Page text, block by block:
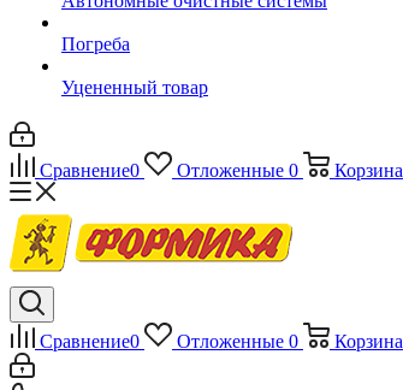
Погреба
Уцененный товар
Сравнение0 Отложенные 0 Корзина
Сравнение0 Отложенные 0 Корзина